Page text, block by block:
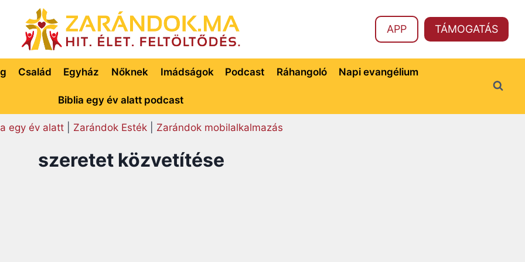
APP TÁMOGATÁS
Család Egyház Nőknek Imádságok Podcast Ráhangoló Napi evangélium
Biblia egy év alatt podcast
egy év alatt| Zarándok Esték| Zarándok mobilalkalmazás
szeretet közvetítése